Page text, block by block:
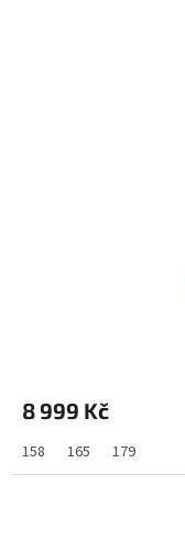
8 999 Kč
158 165 179